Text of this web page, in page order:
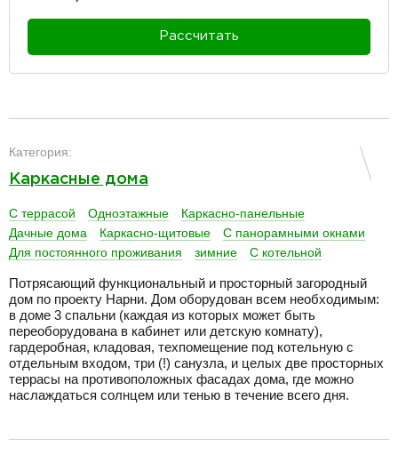
Рассчитать
Категория:
Каркасные дома
С террасой Одноэтажные
Каркасно-панельные
Дачные дома
Каркасно-щитовые
С панорамными окнами
Для постоянного проживания
зимние С котельной
Потрясающий функциональный и просторный загородный
дом по проекту Нарни. Дом оборудован всем необходимым:
в доме 3 спальни (каждая из которых может быть
переоборудована в кабинет или детскую комнату),
гардеробная, кладовая, техпомещение под котельную с
отдельным входом, три (!) санузла, и целых две просторных
террасы на противоположных фасадах дома, где можно
наслаждаться солнцем или тенью в течение всего дня.